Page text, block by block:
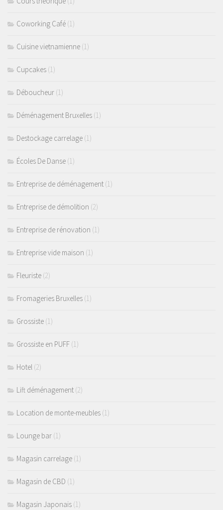
Coworking Café (1)
Cuisine vietnamienne (1)
Cupcakes (1)
Déboucheur (1)
Déménagement Bruxelles (1)
Destockage carrelage (1)
Écoles De Danse (1)
Entreprise de déménagement (1)
Entreprise de démolition (2)
Entreprise de rénovation (1)
Entreprise vide maison (1)
Fleuriste (2)
Fromageries Bruxelles (1)
Grossiste (1)
Grossiste en PUFF (1)
Hotel (2)
Lift déménagement (2)
Location de monte-meubles (1)
Lounge bar (1)
Magasin carrelage (1)
Magasin de CBD (1)
Magasin Japonais (1)